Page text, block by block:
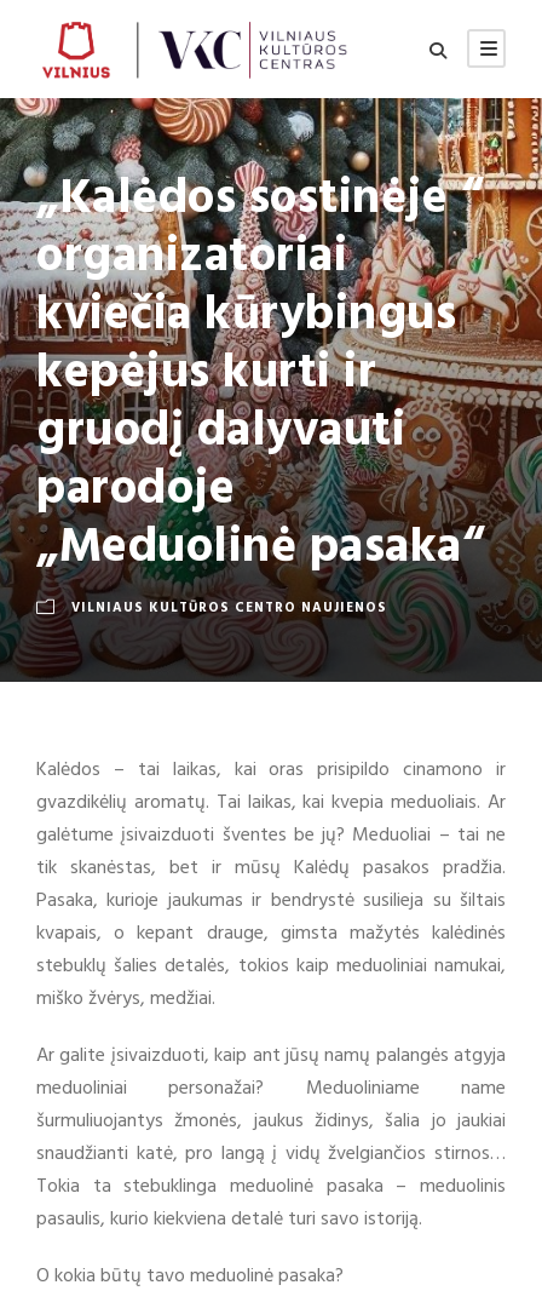
„Kalėdos sostinėje “
organizatoriai
kviečia kūrybingus
kepėjus kurti ir
gruodį dalyvauti
parodoje
„Meduolinė pasaka“
VILNIAUS KULTŪROS CENTRO NAUJIENOS
Kalėdos – tai laikas, kai oras prisipildo cinamono ir
gvazdikėlių aromatų. Tai laikas, kai kvepia meduoliais. Ar
galėtume įsivaizduoti šventes be jų? Meduoliai – tai ne
tik skanėstas, bet ir mūsų Kalėdų pasakos pradžia.
Pasaka, kurioje jaukumas ir bendrystė susilieja su šiltais
kvapais, o kepant drauge, gimsta mažytės kalėdinės
stebuklų šalies detalės, tokios kaip meduoliniai namukai,
miško žvėrys, medžiai.
Ar galite įsivaizduoti, kaip ant jūsų namų palangės atgyja
meduoliniai personažai? Meduoliniame name
šurmuliuojantys žmonės, jaukus židinys, šalia jo jaukiai
snaudžianti katė, pro langą į vidų žvelgiančios stirnos…
Tokia ta stebuklinga meduolinė pasaka – meduolinis
pasaulis, kurio kiekviena detalė turi savo istoriją.
O kokia būtų tavo meduolinė pasaka?